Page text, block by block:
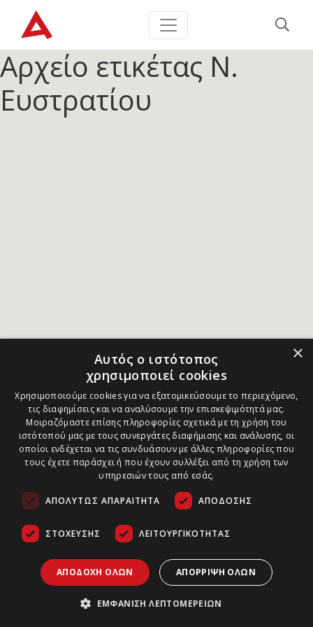
Αρχείο ετικέτας Ν.
Ευστρατίου
×
Αυτός ο ιστότοπος
χρησιμοποιεί cookies
Χρησιμοποιούμε cookies για να εξατομικεύσουμε το περιεχόμενο,
τις διαφημίσεις και να αναλύσουμε την επισκεψιμότητά μας.
Μοιραζόμαστε επίσης πληροφορίες σχετικά με τη χρήση του
ιστότοπού μας με τους συνεργάτες διαφήμισης και ανάλυσης, οι
οποίοι ενδέχεται να τις συνδυάσουν με άλλες πληροφορίες που
τους έχετε παράσχει ή που έχουν συλλέξει από τη χρήση των
υπηρεσιών τους από εσάς.
ΑΠΟΛΎΤΩΣ ΑΠΑΡΑΊΤΗΤΑ ΑΠΌΔΟΣΗΣ
ΣΤΌΧΕΥΣΗΣ ΛΕΙΤΟΥΡΓΙΚΌΤΗΤΑΣ
ΑΠΟΔΟΧΉ ΌΛΩΝ ΑΠΌΡΡΙΨΗ ΌΛΩΝ
ΕΜΦΆΝΙΣΗ ΛΕΠΤΟΜΕΡΕΙΏΝ